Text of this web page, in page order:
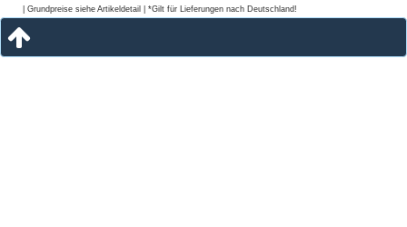
| Grundpreise siehe Artikeldetail | *Gilt für Lieferungen nach Deutschland!